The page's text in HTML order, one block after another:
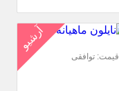
آرشیو
قیمت: توافقی